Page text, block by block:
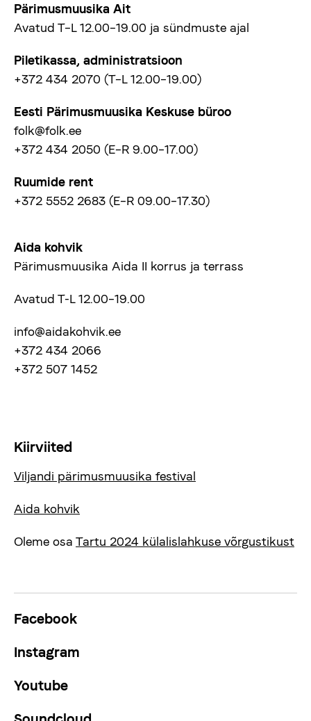
Pärimusmuusika Ait
Avatud T–L 12.00–19.00 ja sündmuste ajal
Piletikassa, administratsioon
+372 434 2070 (T–L 12.00–19.00)
Eesti Pärimusmuusika Keskuse büroo
folk@folk.ee
+372 434 2050 (E–R 9.00–17.00)
Ruumide rent
+372 5552 2683 (E–R 09.00–17.30)
Aida kohvik
Pärimusmuusika Aida II korrus ja terrass
Avatud T-L 12.00–19.00
info@aidakohvik.ee
+372 434 2066
+372 507 1452
Kiirviited
Viljandi pärimusmuusika festival
Aida kohvik
Oleme osa Tartu 2024 külalislahkuse võrgustikust
Facebook
Instagram
Youtube